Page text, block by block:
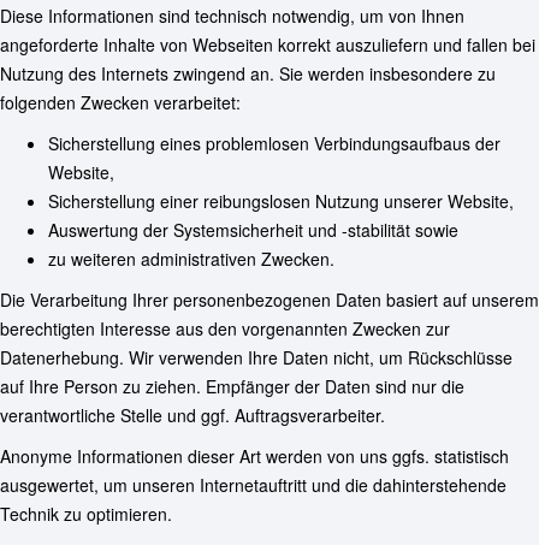
Diese Informationen sind technisch notwendig, um von Ihnen
angeforderte Inhalte von Webseiten korrekt auszuliefern und fallen bei
Nutzung des Internets zwingend an. Sie werden insbesondere zu
folgenden Zwecken verarbeitet:
Sicherstellung eines problemlosen Verbindungsaufbaus der
Website,
Sicherstellung einer reibungslosen Nutzung unserer Website,
Auswertung der Systemsicherheit und -stabilität sowie
zu weiteren administrativen Zwecken.
Die Verarbeitung Ihrer personenbezogenen Daten basiert auf unserem
berechtigten Interesse aus den vorgenannten Zwecken zur
Datenerhebung. Wir verwenden Ihre Daten nicht, um Rückschlüsse
auf Ihre Person zu ziehen. Empfänger der Daten sind nur die
verantwortliche Stelle und ggf. Auftragsverarbeiter.
Anonyme Informationen dieser Art werden von uns ggfs. statistisch
ausgewertet, um unseren Internetauftritt und die dahinterstehende
Technik zu optimieren.